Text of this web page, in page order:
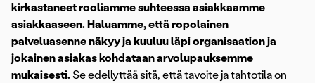
kirkastaneet rooliamme suhteessa asiakkaamme
asiakkaaseen. Haluamme, että ropolainen
palveluasenne näkyy ja kuuluu läpi organisaation ja
jokainen asiakas kohdataanarvolupauksemme
mukaisesti.Se edellyttää sitä, että tavoite ja tahtotila on